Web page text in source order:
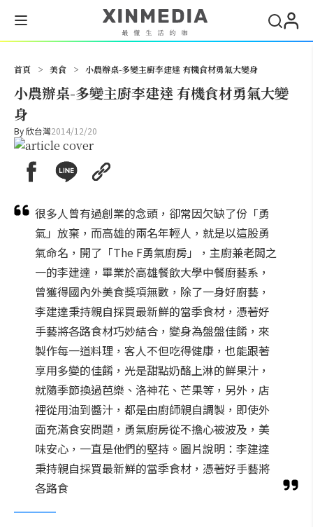
首頁 > 美食 > 小農辦桌-多變主廚李建達 有機食材勇氣大變身
小農辦桌-多變主廚李建達 有機食材勇氣大變
身
By欣台灣2014/12/20
很多人曾有過創業的念頭，卻常因欠缺了份「勇
氣」放棄，而高雄的兩名年輕人，就是以這股勇
氣命名，開了「The F勇氣廚房」，主廚兼老闆之
一的李建達，畢業於高雄餐飲大學中餐廚藝系，
曾獲得國內外美食獎項無數，除了一身好廚藝，
李建達秉持親自採買最新鮮的當季食材，憑著好
手藝將各路食材巧妙結合，變身為盤盤佳餚，來
製作每一道料理，客人不但吃得健康，也能跟著
享用多變的佳餚，光是甜點奶酪上淋的鮮果汁，
就隨季節換過芭樂、洛神花、芒果等，另外，店
裡從用油到醬汁，都是由廚師親自調製，即使外
面充滿食安問題，勇氣廚房從不擔心被波及，美
味安心，一直是他們的堅持。圖片說明：李建達
秉持親自採買最新鮮的當季食材，憑著好手藝將
各路食